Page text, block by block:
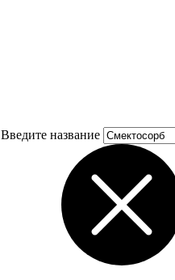
Введите название